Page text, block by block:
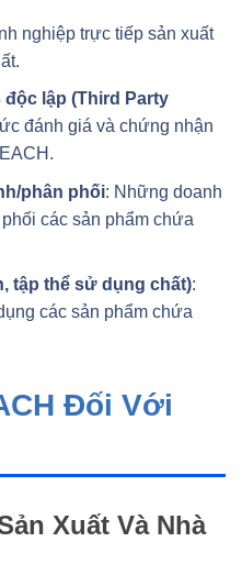
nghiệp trực tiếp sản xuất
lập (Third Party
đánh giá và chứng nhận
phân phối: Những doanh
các sản phẩm chứa
tập thể sử dụng chất):
các sản phẩm chứa
Đối Với
Xuất Và Nhà